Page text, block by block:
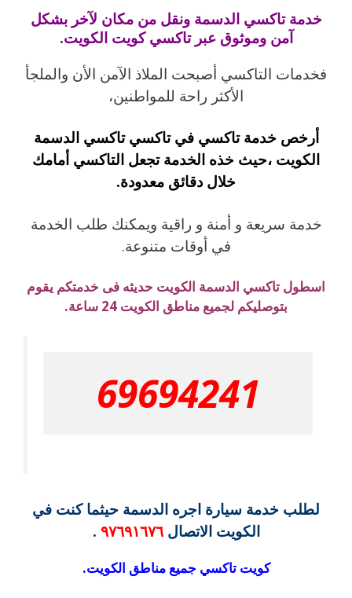
خدمة تاكسي الدسمة ونقل من مكان لآخر بشكل
آمن وموثوق عبر تاكسي كويت الكويت.
فخدمات التاكسي أصبحت الملاذ الآمن الأن والملجأ
الأكثر راحة للمواطنين،
أرخص خدمة تاكسي في تاكسي تاكسي الدسمة
الكويت ،حيث خذه الخدمة تجعل التاكسي أمامك
خلال دقائق معدودة.
خدمة سريعة و أمنة و راقية ويمكنك طلب الخدمة
في أوقات متنوعة.
اسطول تاكسي الدسمة الكويت حديثه فى خدمتكم يقوم
بتوصليكم لجميع مناطق الكويت 24 ساعة.
69694241
لطلب خدمة سيارة اجره الدسمة حيثما كنت في
الكويت الاتصال٩٧٦٩١٦٧٦ .
كويت تاكسي جميع مناطق الكويت.